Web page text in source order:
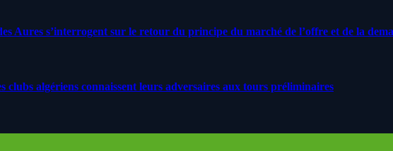
Aures s’interrogent sur le retour du principe du marché de l’offre et de la
clubs algériens connaissent leurs adversaires aux tours préliminaires